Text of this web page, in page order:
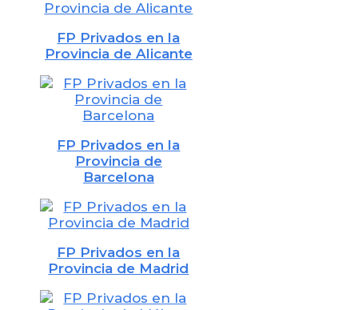
FP Privados en la
Provincia de Alicante
FP Privados en la
Provincia de
Barcelona
FP Privados en la
Provincia de Madrid